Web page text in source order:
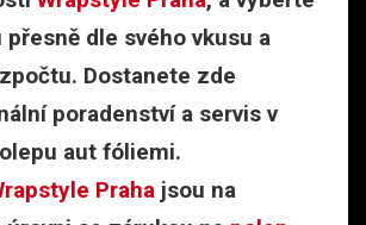
přesně dle svého vkusu a
Dostanete zde
poradenství a servis v
aut fóliemi.
Praha jsou na